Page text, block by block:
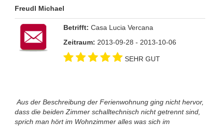
Freudl Michael
Betrifft: Casa Lucia Vercana
Zeitraum: 2013-09-28 - 2013-10-06
SEHR GUT
Aus der Beschreibung der Ferienwohnung ging nicht hervor,
dass die beiden Zimmer schalltechnisch nicht getrennt sind,
sprich man hört im Wohnzimmer alles was sich im